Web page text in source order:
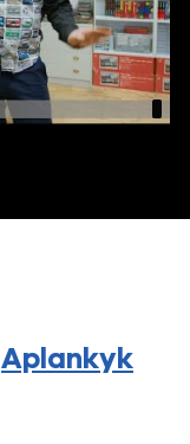
Aplankyk